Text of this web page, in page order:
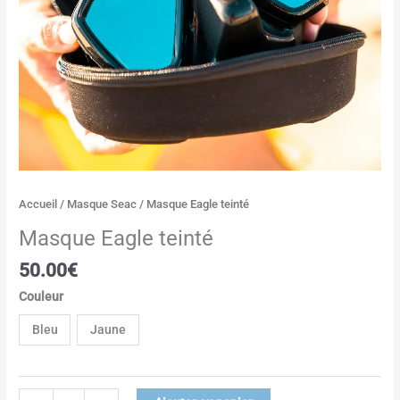
Accueil / Masque Seac / Masque Eagle teinté
Masque Eagle teinté
50.00€
Couleur
Bleu Jaune